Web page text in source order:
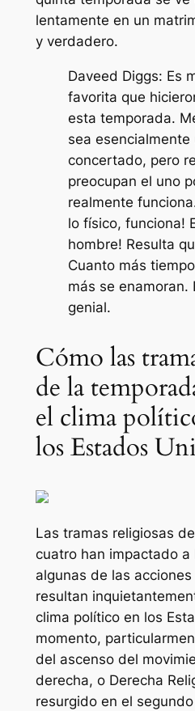
lentamente en un
y verdadero.
Daveed Diggs: Es
favorita que
esta temporada.
sea
concertado, pero
preocupan el uno
realmente
lo físico, funciona!
hombre! Resulta
Cuanto más
más se enamoran.
genial.
Cómo las
de la
el clima
los Estados
Las tramas religiosas
cuatro han impactado
algunas de las
resultan
clima político en los
momento,
del ascenso del
derecha, o Derecha
resurgido en el